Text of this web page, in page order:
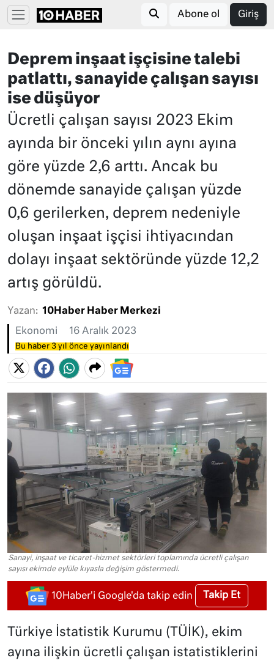
Abone ol Giriş
Deprem inşaat işçisine talebi
patlattı, sanayide çalışan sayısı
ise düşüyor
Ücretli çalışan sayısı 2023 Ekim
ayında bir önceki yılın aynı ayına
göre yüzde 2,6 arttı. Ancak bu
dönemde sanayide çalışan yüzde
0,6 gerilerken, deprem nedeniyle
oluşan inşaat işçisi ihtiyacından
dolayı inşaat sektöründe yüzde 12,2
artış görüldü.
Yazan: 10Haber Haber Merkezi
Ekonomi 16 Aralık 2023
Bu haber 3 yıl önce yayınlandı
Sanayi, inşaat ve ticaret-hizmet sektörleri toplamında ücretli çalışan
sayısı ekimde eylüle kıyasla değişim göstermedi.
10Haber'i Google'da takip edin Takip Et
Türkiye İstatistik Kurumu (TÜİK), ekim
ayına ilişkin ücretli çalışan istatistiklerini